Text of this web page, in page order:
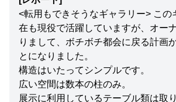
<転用もできそうなギャラリー> この
在も現役で活躍していますが、オー
りまして、ボチボチ都会に戻る計画
とになりました。
構造はいたってシンプルです。
広い空間は数本の柱のみ。
展示に利用しているテーブル類は取